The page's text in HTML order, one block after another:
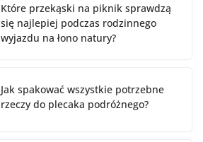
Które przekąski na piknik sprawdzą
się najlepiej podczas rodzinnego
wyjazdu na łono natury?
Jak spakować wszystkie potrzebne
rzeczy do plecaka podróżnego?